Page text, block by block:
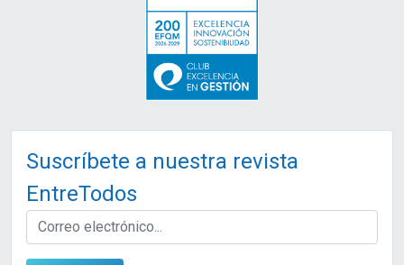
Suscríbete a nuestra revista
EntreTodos
EMAIL